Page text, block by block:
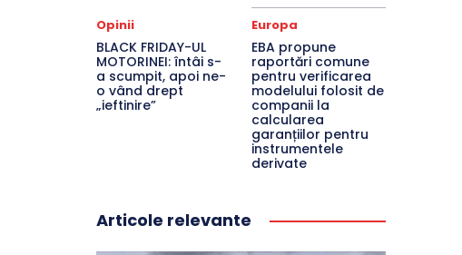
Opinii
BLACK FRIDAY-UL
MOTORINEI: întâi s-
a scumpit, apoi ne-
o vând drept
„ieftinire”
Europa
EBA propune
raportări comune
pentru verificarea
modelului folosit de
companii la
calcularea
garanțiilor pentru
instrumentele
derivate
Articole relevante